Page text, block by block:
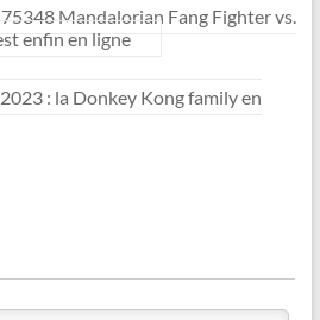
Mandalorian Fang Fighter vs.
enfin en ligne
: la Donkey Kong family en